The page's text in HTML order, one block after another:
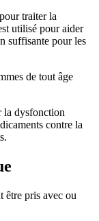
traiter la
utilisé pour aider
suffisante pour les
de tout âge
la dysfonction
contre la
être pris avec ou